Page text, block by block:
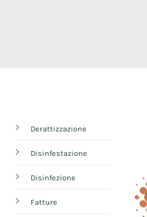
Derattizzazione
Disinfestazione
Disinfezione
Fatture